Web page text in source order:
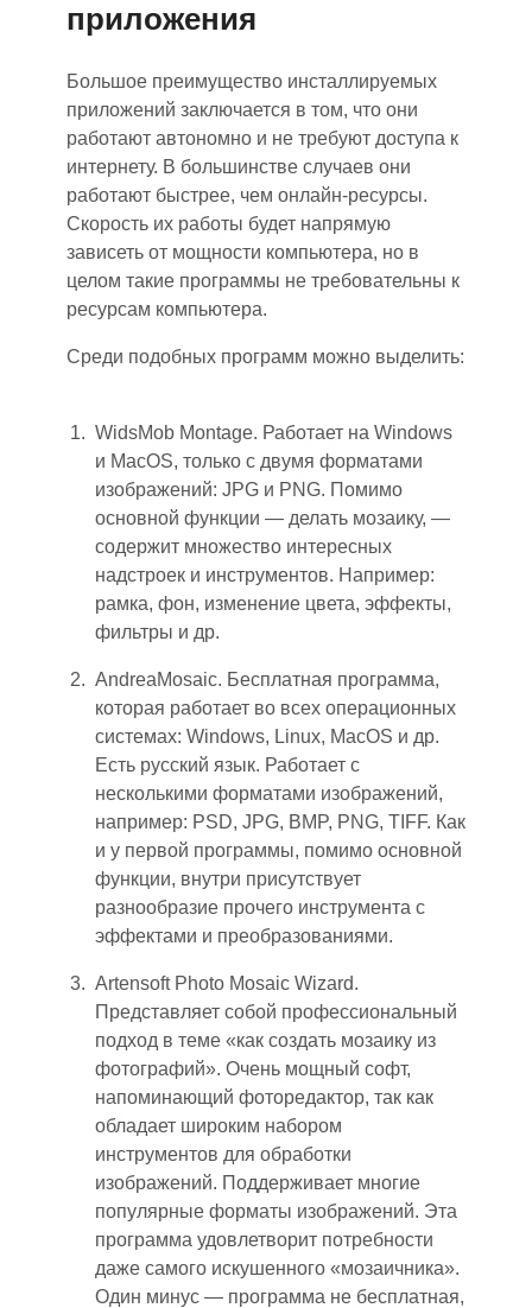
приложения
Большое преимущество инсталлируемых
приложений заключается в том, что они
работают автономно и не требуют доступа к
интернету. В большинстве случаев они
работают быстрее, чем онлайн-ресурсы.
Скорость их работы будет напрямую
зависеть от мощности компьютера, но в
целом такие программы не требовательны к
ресурсам компьютера.
Среди подобных программ можно выделить:
WidsMob Montage. Работает на Windows
и MacOS, только с двумя форматами
изображений: JPG и PNG. Помимо
основной функции — делать мозаику, —
содержит множество интересных
надстроек и инструментов. Например:
рамка, фон, изменение цвета, эффекты,
фильтры и др.
AndreaMosaic. Бесплатная программа,
которая работает во всех операционных
системах: Windows, Linux, MacOS и др.
Есть русский язык. Работает с
несколькими форматами изображений,
например: PSD, JPG, BMP, PNG, TIFF. Как
и у первой программы, помимо основной
функции, внутри присутствует
разнообразие прочего инструмента с
эффектами и преобразованиями.
Artensoft Photo Mosaic Wizard.
Представляет собой профессиональный
подход в теме «как создать мозаику из
фотографий». Очень мощный софт,
напоминающий фоторедактор, так как
обладает широким набором
инструментов для обработки
изображений. Поддерживает многие
популярные форматы изображений. Эта
программа удовлетворит потребности
даже самого искушенного «мозаичника».
Один минус — программа не бесплатная,